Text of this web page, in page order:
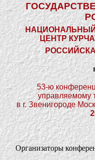
ЦЕНТР
53-ю
управляемому
в г. Звенигороде
Организаторы